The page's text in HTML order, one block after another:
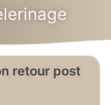
retour post